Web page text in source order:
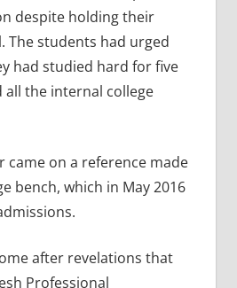
despite holding their
The students had urged
had studied hard for five
all the internal college
came on a reference made
bench, which in May 2016
after revelations that
Professional